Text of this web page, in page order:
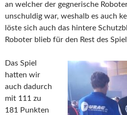
an welcher der gegnerische
unschuldig war, weshalb es auch
löste sich auch das hintere
Roboter blieb für den Rest des
Das Spiel
hatten wir
auch dadurch
mit 111 zu
181 Punkten